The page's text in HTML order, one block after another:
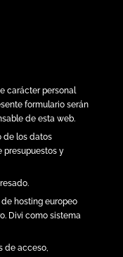
carácter personal
formulario serán
de esta web.
de los datos
presupuestos y
hosting europeo
Divi como sistema
de acceso,